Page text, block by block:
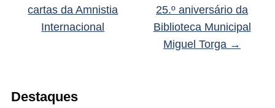
Destaques
cartas da Amnistia
Internacional
25.º aniversário da
Biblioteca Municipal
Miguel Torga →